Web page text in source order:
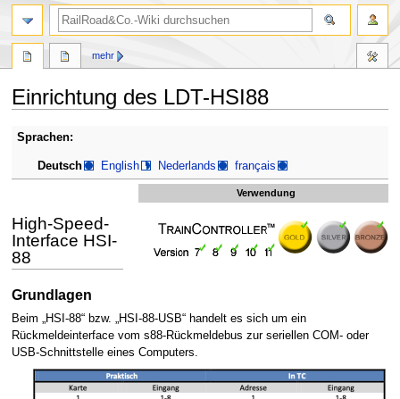
Einrichtung des LDT-HSI88
Zur
springen
Zur
springen
Sprachen:
Deutsch English Nederlands français
Verwendung
High-Speed-
Interface HSI-
88
Grundlagen
Beim „HSI-88“ bzw. „HSI-88-USB“ handelt es sich um ein
Rückmeldeinterface vom s88-Rückmeldebus zur seriellen COM- oder
USB-Schnittstelle eines Computers.
mehr
Suche